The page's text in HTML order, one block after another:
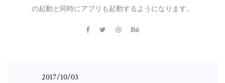
の起動と同時にアプリも起動するようになります。
2017/10/03